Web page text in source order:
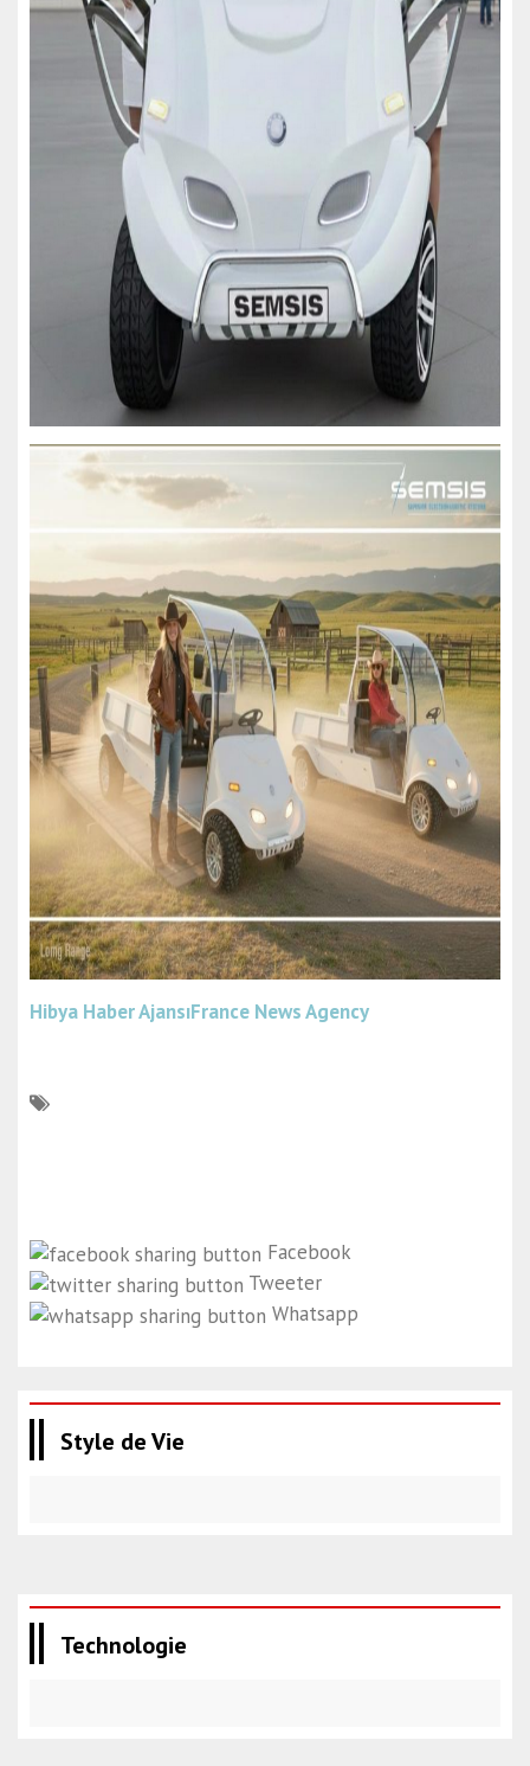
Hibya Haber AjansıFrance News Agency
Facebook
Tweeter
Whatsapp
Style de Vie
Technologie